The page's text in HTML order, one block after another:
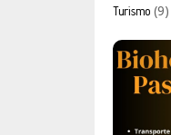
Turismo(9)